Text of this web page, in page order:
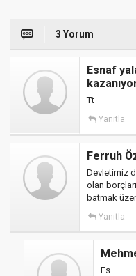
3 Yorum
Esnaf
Tt
Yanıtla
Ferruh
Devletimiz
olan
batmak
Yanıtla
Es